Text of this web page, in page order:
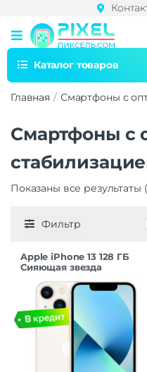
Каталог товаров
Главная Смартфоны с
Смартфоны с
Показаны все результаты
Фильтр
Apple iPhone 13 128 ГБ
Сияющая звезда